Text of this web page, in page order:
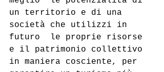
un territorio e di una
società che utilizzi in
futuro  le proprie risorse
e il patrimonio collettivo
in maniera cosciente, per